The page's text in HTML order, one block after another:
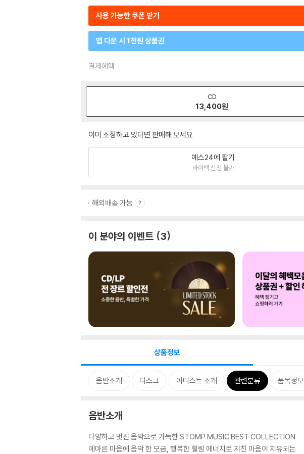
사용 가능한 쿠폰 받기
앱 다운 시 1천원 상품권
결제혜택
CD
13,400원
이미 소장하고 있다면 판매해 보세요.
예스24에 팔기
바이백 신청 불가
해외배송 가능
이 분야의 이벤트 3
상품정보
음반소개 디스크 아티스트 소개 관련분류 품목정보
음반소개
다양하고 멋진 음악으로 가득한 STOMP MUSIC BEST COLLECTION
메마른 마음에 음악 한 모금, 행복한 힐링 에너지로 지친 마음이 치유되는